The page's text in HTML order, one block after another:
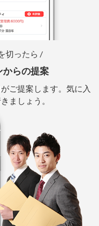
切ったら /
からの提案
ご提案します。気に入
ましょう。